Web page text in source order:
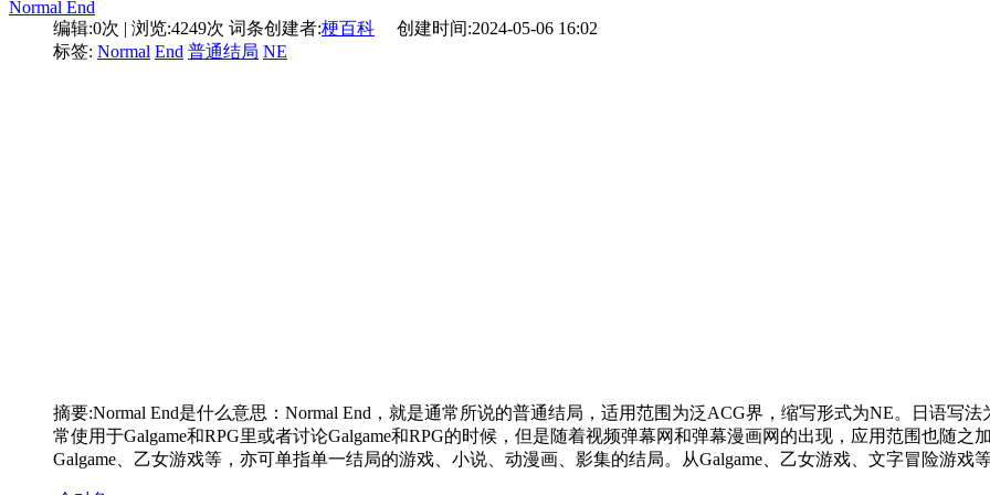
Normal End
编辑:0次 | 浏览:4249次 词条创建者:梗百科 创建时间:2024-05-06 16:02
标签: Normal End 普通结局 NE
摘要:Normal End是什么意思：Normal End，就是通常所说的普通结局，适用范围为泛ACG界，缩写形式为NE。日语写
常使用于Galgame和RPG里或者讨论Galgame和RPG的时候，但是随着视频弹幕网和弹幕漫画网的出现，应用范围也随
Galgame、乙女游戏等，亦可单指单一结局的游戏、小说、动漫画、影集的结局。从Galgame、乙女游戏、文字冒险游戏